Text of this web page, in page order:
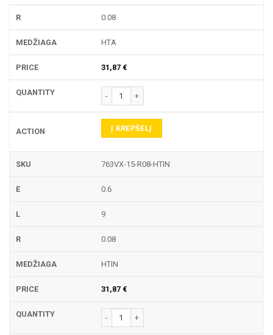
0.08
HTA
31,87 €
produkto kiekis: 763VX-15 TEKINIMO PLOKŠTELĖ
Į KREPŠELĮ
763VX-15-R08-HTIN
0.6
9
0.08
HTIN
31,87 €
produkto kiekis: 763VX-15 TEKINIMO PLOKŠTELĖ